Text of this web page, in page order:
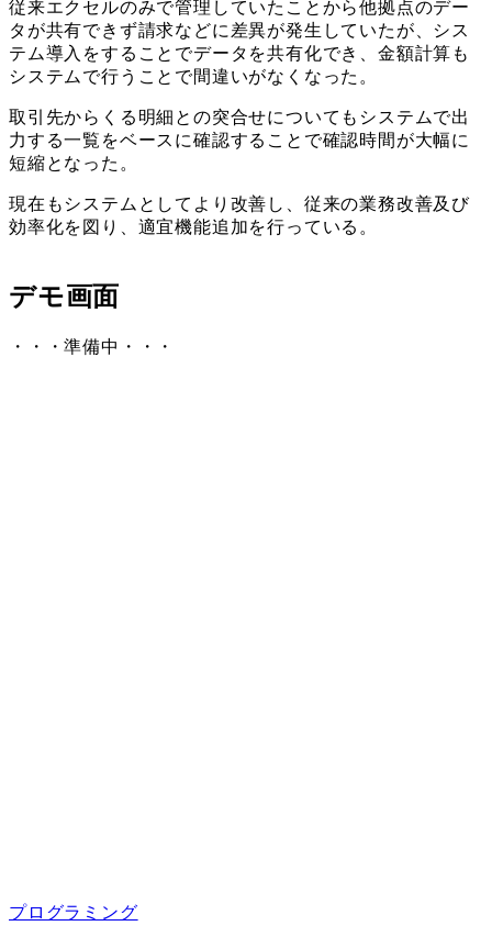
従来エクセルのみで管理していたことから他拠点のデー
タが共有できず請求などに差異が発生していたが、シス
テム導入をすることでデータを共有化でき、金額計算も
システムで行うことで間違いがなくなった。
取引先からくる明細との突合せについてもシステムで出
力する一覧をベースに確認することで確認時間が大幅に
短縮となった。
現在もシステムとしてより改善し、従来の業務改善及び
効率化を図り、適宜機能追加を行っている。
デモ画面
・・・準備中・・・
プログラミング